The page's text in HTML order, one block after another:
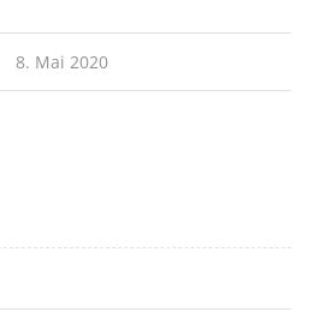
8. Mai 2020